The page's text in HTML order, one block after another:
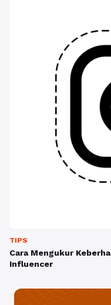
TIPS
Cara Mengukur
Influencer